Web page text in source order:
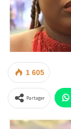
1 605
Partager